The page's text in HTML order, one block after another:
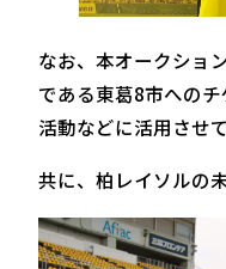
なお、本オークショ
である東葛8市への
活動などに活用させ
共に、柏レイソルの